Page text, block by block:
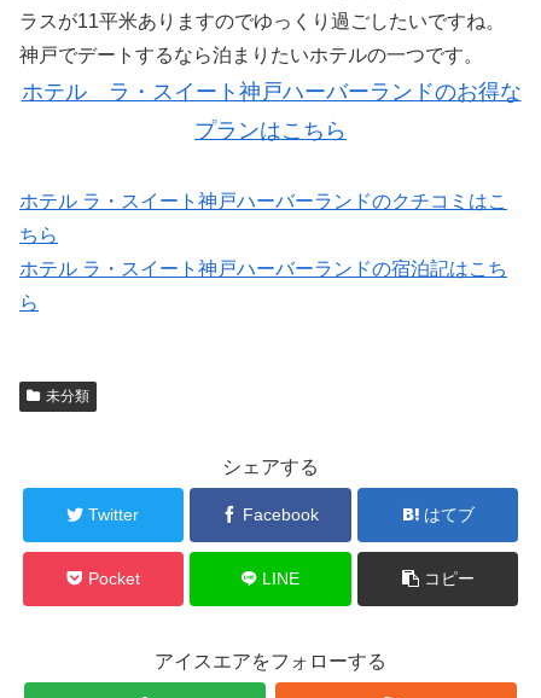
ラスが11平米ありますのでゆっくり過ごしたいですね。
神戸でデートするなら泊まりたいホテルの一つです。
ホテル ラ・スイート神戸ハーバーランドのお得な
プランはこちら
ホテル ラ・スイート神戸ハーバーランドのクチコミはこ
ちら
ホテル ラ・スイート神戸ハーバーランドの宿泊記はこち
ら
未分類
シェアする
Twitter Facebook はてブ
Pocket LINE コピー
アイスエアをフォローする